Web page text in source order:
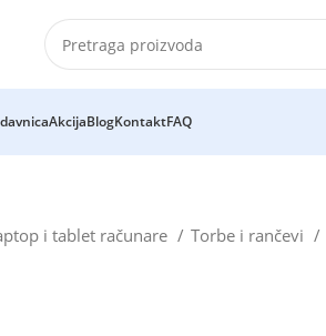
AkcijaBlogKontaktFAQ
i tablet računare Torbe i rančevi